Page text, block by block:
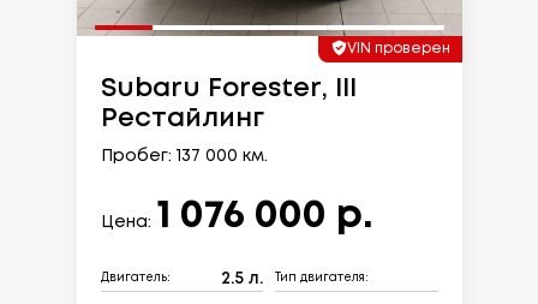
VIN проверен
Subaru Forester, III
Рестайлинг
Пробег: 137 000 км.
Цена: 1 076 000 р.
Двигатель: 2.5 л. Тип двигателя: